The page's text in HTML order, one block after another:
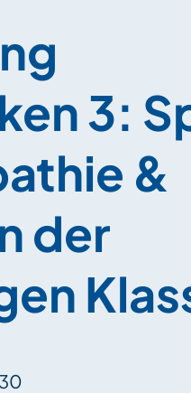
3:
&
der